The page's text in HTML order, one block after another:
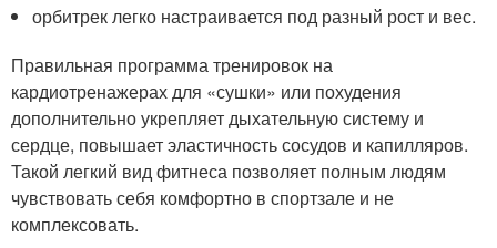
орбитрек легко настраивается под разный рост и вес.
Правильная программа тренировок на
кардиотренажерах для «сушки» или похудения
дополнительно укрепляет дыхательную систему и
сердце, повышает эластичность сосудов и капилляров.
Такой легкий вид фитнеса позволяет полным людям
чувствовать себя комфортно в спортзале и не
комплексовать.